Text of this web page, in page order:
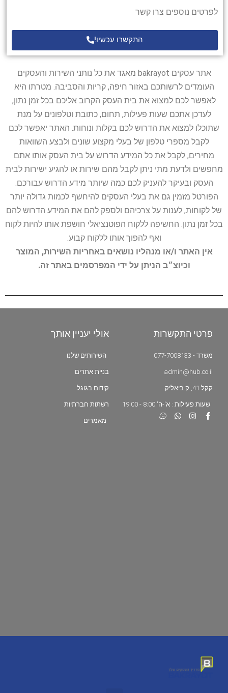
לפרטים נוספים צרו קשר
התקשרו עכשיו!
אתר עסקים bakrayot מאגד את כל נותני השירות והעסקים
העומדים לרשותכם באזור חיפה, קריות והסביבה. מטרתו היא
לאפשר לכם למצוא את בית העסק הקרוב אליכם בכל זמן נתון,
לעדכן אתכם שעות פעילות, תחום, כתובת וטלפונים על מנת
שתוכלו למצוא את הדרוש לכם בקלות ונוחות. האתר יאפשר לכם
לקבל מספרי טלפון של בעלי מקצוע שונים ולבצע השוואות
מחירים, לקבל את כל המידע הדרוש על בית העסק אותו אתם
מחפשים ולדעת מתי ניתן לקבל מהם שירות או להגיע ישירות לבית
העסק ובעיקר להעניק לכם כמה שיותר מידע הדרוש עבורכם.
הפורטל מזמין גם את בעלי העסקים להיחשף לכמות גדולה יותר
של לקוחות, לענות על צרכיהם ולספק להם את המידע הדרוש להם
בכל זמן נתון. החשיפה ללקוח הפוטנציאלי חושפת אותו להיות לקוח
ואף להפוך אותו ללקוח קבוע.
אין האתר ו/או מנהליו נושאים באחריות השירות, המוצר
וכיוצ״ב הניתן על ידי המפרסמים באתר זה.
פרטי התקשרות
משרד - 077-7008133
admin@hub.co.il
קקל 41, ק.ביאליק
שעות פעילות : א'-ה' 8:00 - 19:00
אולי יעניין אותך
השירותים שלנו
בניית אתרים
קידום בגוגל
רשתות חברתיות
מאמרים